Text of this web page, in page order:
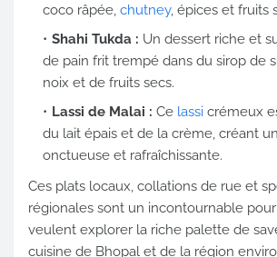
coco râpée, chutney, épices et fruits
Shahi Tukda : Un dessert riche et
de pain frit trempé dans du sirop de
noix et de fruits secs.
Lassi de Malai : Ce lassi crémeux
du lait épais et de la crème, créant
onctueuse et rafraîchissante.
Ces plats locaux, collations de rue et
régionales sont un incontournable
veulent explorer la riche palette de
cuisine de Bhopal et de la région